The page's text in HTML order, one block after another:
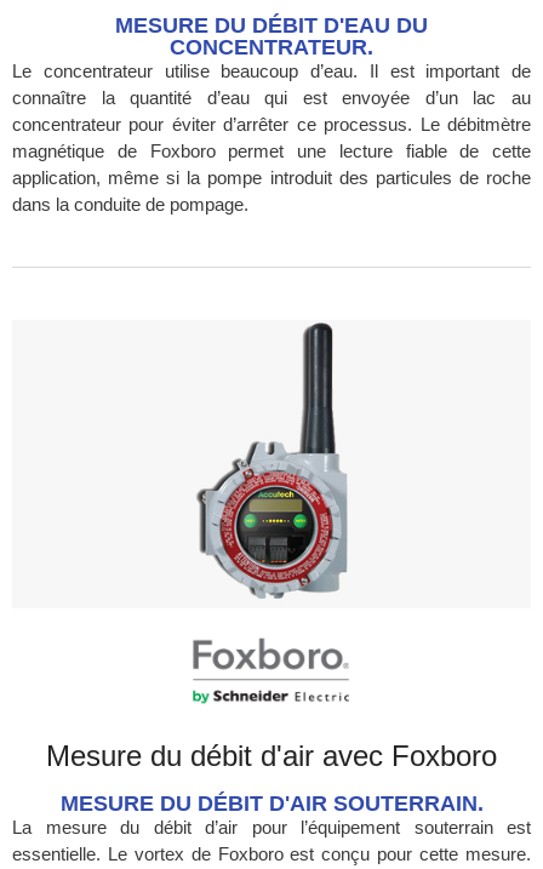
MESURE DU DÉBIT D'EAU DU
CONCENTRATEUR.
Le concentrateur utilise beaucoup d’eau. Il est important de
connaître la quantité d’eau qui est envoyée d’un lac au
concentrateur pour éviter d’arrêter ce processus. Le débitmètre
magnétique de Foxboro permet une lecture fiable de cette
application, même si la pompe introduit des particules de roche
dans la conduite de pompage.
Mesure du débit d'air avec Foxboro
MESURE DU DÉBIT D'AIR SOUTERRAIN.
La mesure du débit d’air pour l’équipement souterrain est
essentielle. Le vortex de Foxboro est conçu pour cette mesure.